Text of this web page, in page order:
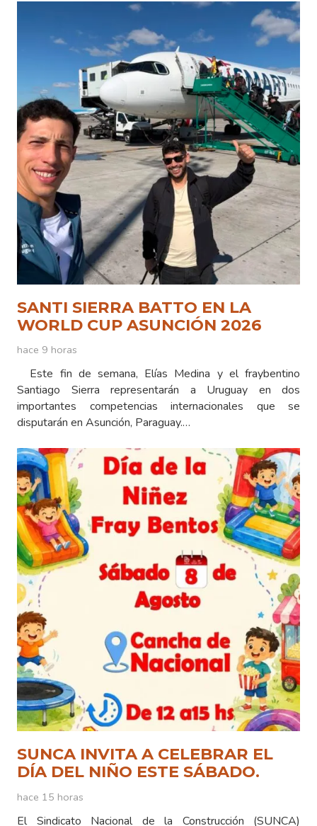
SANTI SIERRA BATTO EN LA
WORLD CUP ASUNCIÓN 2026
hace 9 horas
Este fin de semana, Elías Medina y el fraybentino
Santiago Sierra representarán a Uruguay en dos
importantes competencias internacionales que se
disputarán en Asunción, Paraguay.…
SUNCA INVITA A CELEBRAR EL
DÍA DEL NIÑO ESTE SÁBADO.
hace 15 horas
El Sindicato Nacional de la Construcción (SUNCA)